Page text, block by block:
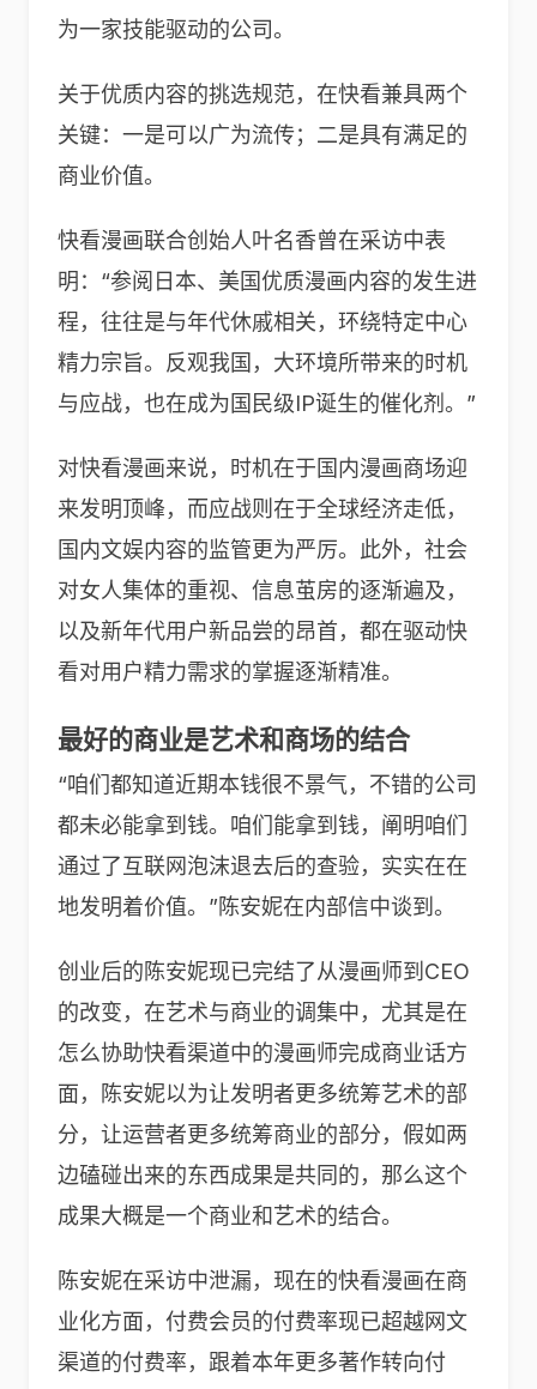
为一家技能驱动的公司。
关于优质内容的挑选规范，在快看兼具两个
关键：一是可以广为流传；二是具有满足的
商业价值。
快看漫画联合创始人叶名香曾在采访中表
明：“参阅日本、美国优质漫画内容的发生进
程，往往是与年代休戚相关，环绕特定中心
精力宗旨。反观我国，大环境所带来的时机
与应战，也在成为国民级IP诞生的催化剂。”
对快看漫画来说，时机在于国内漫画商场迎
来发明顶峰，而应战则在于全球经济走低，
国内文娱内容的监管更为严厉。此外，社会
对女人集体的重视、信息茧房的逐渐遍及，
以及新年代用户新品尝的昂首，都在驱动快
看对用户精力需求的掌握逐渐精准。
最好的商业是艺术和商场的结合
“咱们都知道近期本钱很不景气，不错的公司
都未必能拿到钱。咱们能拿到钱，阐明咱们
通过了互联网泡沫退去后的查验，实实在在
地发明着价值。”陈安妮在内部信中谈到。
创业后的陈安妮现已完结了从漫画师到CEO
的改变，在艺术与商业的调集中，尤其是在
怎么协助快看渠道中的漫画师完成商业话方
面，陈安妮以为让发明者更多统筹艺术的部
分，让运营者更多统筹商业的部分，假如两
边磕碰出来的东西成果是共同的，那么这个
成果大概是一个商业和艺术的结合。
陈安妮在采访中泄漏，现在的快看漫画在商
业化方面，付费会员的付费率现已超越网文
渠道的付费率，跟着本年更多著作转向付